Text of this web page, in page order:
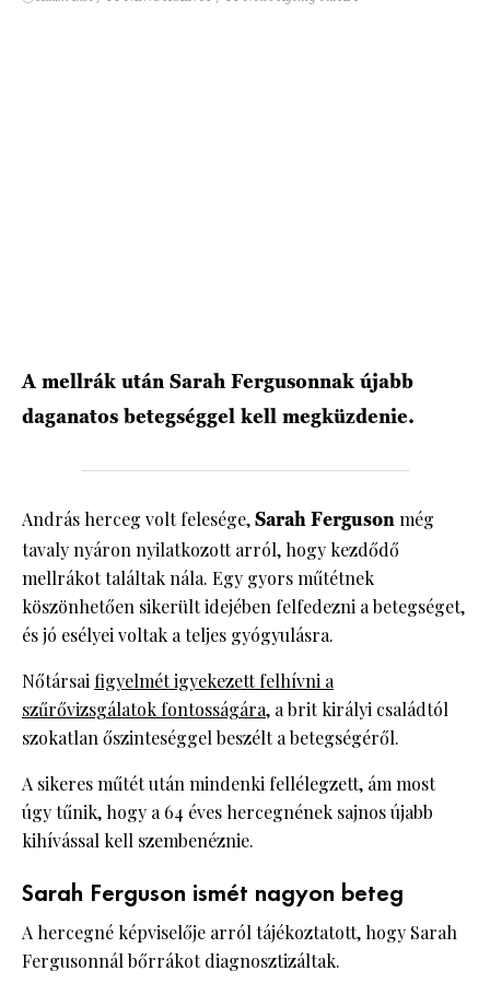
A mellrák után Sarah Fergusonnak újabb
daganatos betegséggel kell megküzdenie.
András herceg volt felesége,Sarah Fergusonmég
tavaly nyáron nyilatkozott arról, hogy kezdődő
mellrákot találtak nála. Egy gyors műtétnek
köszönhetően sikerült idejében felfedezni a betegséget,
és jó esélyei voltak a teljes gyógyulásra.
Nőtársaifigyelmét igyekezett felhívni a
szűrővizsgálatok fontosságára, a brit királyi családtól
szokatlan őszinteséggel beszélt a betegségéről.
A sikeres műtét után mindenki fellélegzett, ám most
úgy tűnik, hogy a 64 éves hercegnének sajnos újabb
kihívással kell szembenéznie.
Sarah Ferguson ismét nagyon beteg
A hercegné képviselője arról tájékoztatott, hogy Sarah
Fergusonnál bőrrákot diagnosztizáltak.